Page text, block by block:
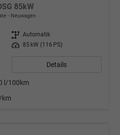
85kW
Neuwagen
Getriebe Automatik
Leistung 85 kW (116 PS)
Details
l/100km
km